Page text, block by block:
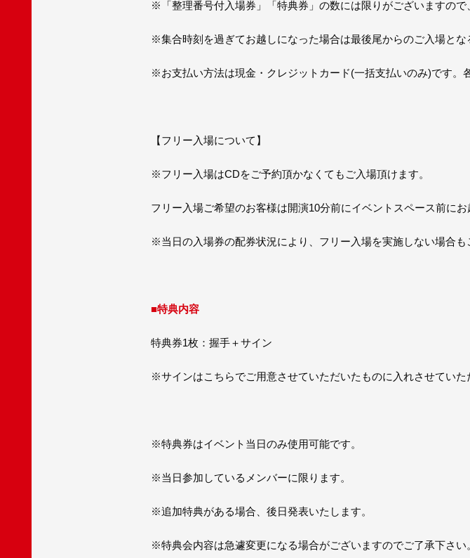
※「整理番号付入場券」「特典券」の数には限りがございますので
※集合時刻を過ぎてお越しになった場合は最後尾からのご入場と
※お支払い方法は現金・クレジットカード(一括支払いのみ)です。
【フリー入場について】
※フリー入場はCDをご予約頂かなくてもご入場頂けます。
フリー入場ご希望のお客様は開演10分前にイベントスペース前にお
※当日の入場券の配券状況により、フリー入場を実施しない場合
■特典内容
特典券1枚：握手＋サイン
※サインはこちらでご用意させていただいたものに入れさせていた
※特典券はイベント当日のみ使用可能です。
※当日参加しているメンバーに限ります。
※追加特典がある場合、後日発表いたします。
※特典会内容は急遽変更になる場合がございますのでご了承下さい。